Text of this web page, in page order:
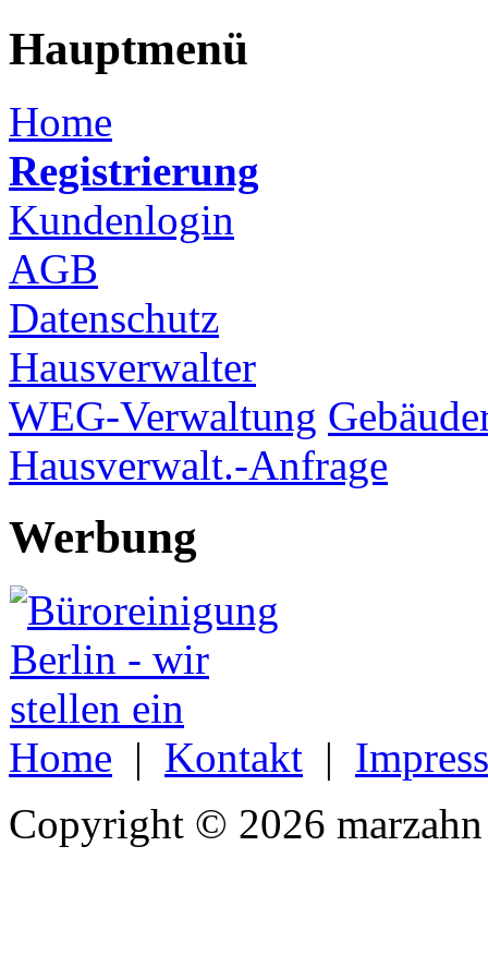
Hauptmenü
Home
Registrierung
Kundenlogin
AGB
Datenschutz
Hausverwalter
WEG-Verwaltung
Hausverwalt.-Anfrage
Werbung
Home | Kontakt |
Copyright © 2026